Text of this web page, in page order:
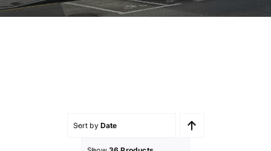
Sort by Date